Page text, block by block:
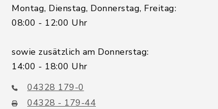
Montag, Dienstag, Donnerstag, Freitag:
08:00 - 12:00 Uhr
sowie zusätzlich am Donnerstag:
14:00 - 18:00 Uhr
04328 179-0
04328 - 179-44